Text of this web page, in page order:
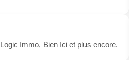
Immo, Bien Ici et plus encore.